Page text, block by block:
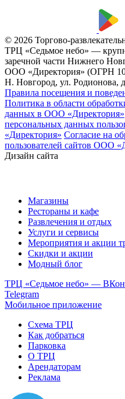
© 2026 Торгово-
ТРЦ «Седьмое небо» —
заречной части Нижнего
ООО «Директория» (ОГРН
Н. Новгород, ул. Родионова,
Правила посещения и
Политика в области
данных в ООО «Директория»
персональных данных
«Директория» Согласие на
пользователей сайтов ООО
Дизайн сайта
Магазины
Рестораны и кафе
Развлечения и отдых
Услуги и сервисы
Мероприятия и акции
Скидки и акции
Модный блог
ТРЦ «Седьмое небо» —
Telegram
Мобильное приложение
Схема ТРЦ
Как добраться
Парковка
О ТРЦ
Арендаторам
Реклама